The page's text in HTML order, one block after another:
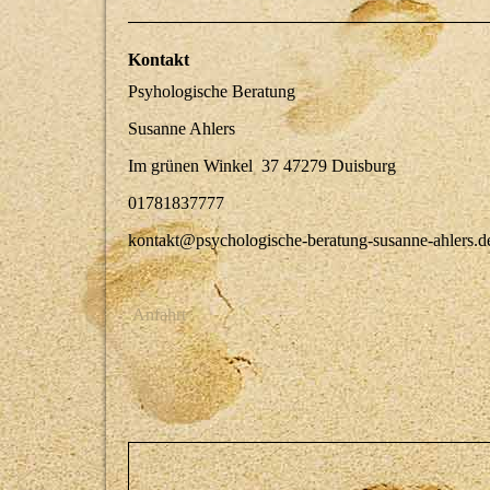
Kontakt
Psyhologische Beratung
Susanne Ahlers
Im grünen Winkel 37 47279 Duisburg
01781837777
kontakt@psychologische-beratung-susanne-
Anfahrt